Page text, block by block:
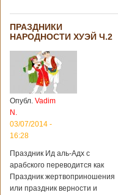
ПРАЗДНИКИ
НАРОДНОСТИ ХУЭЙ Ч.2
Опубл. Vadim
N.
03/07/2014 -
16:28
Праздник Ид аль-Адх с
арабского переводится как
Праздник жертвоприношения
или праздник верности и